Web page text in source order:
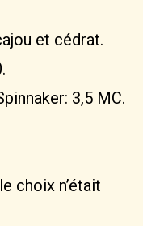
et cédrat.
3,5 MC.
choix n’était